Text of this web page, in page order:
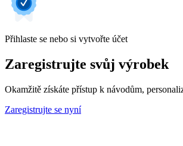
Přihlaste se nebo si vytvořte účet
Zaregistrujte svůj výrobek
Okamžitě získáte přístup k návodům,
Zaregistrujte se nyní